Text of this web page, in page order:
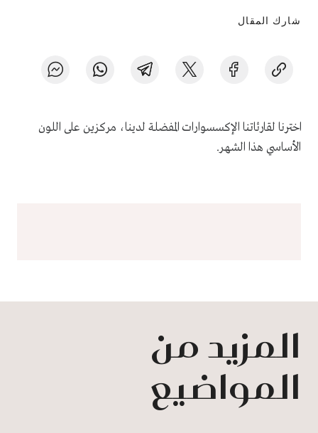
شارك المقال
اخترنا لقارئاتنا الإكسسوارات المفضلة لدينا، مركزين على اللون
الأساسي هذا الشهر.
المزيد من
المواضيع